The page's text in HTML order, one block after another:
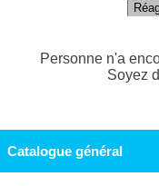
Personne n'a
Soyez
Catalogue général